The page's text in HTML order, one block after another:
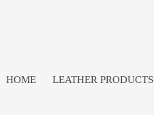
HOME LEATHER PRODUCTS